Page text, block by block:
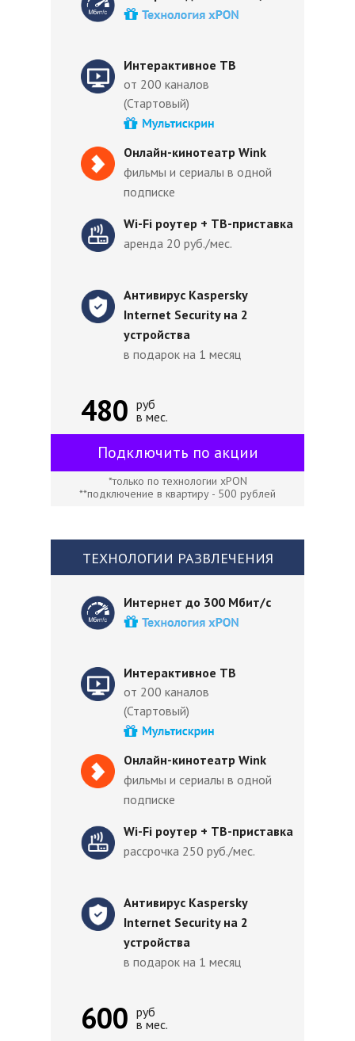
*только по технологии xPON
**подключение в квартиру - 500 рублей
руб
в мес.
480
Антивирус Kaspersky
Internet Security на 2
устройства
в подарок на 1 месяц
Подключить по акции
Интерактивное ТВ
от 200 каналов
(Стартовый)
руб
в мес.
Онлайн-кинотеатр Wink
фильмы и сериалы в одной
подписке
Интернет до 300 Мбит/с
Wi-Fi роутер + ТВ-приставка
рассрочка 250 руб./мес.
ТЕХНОЛОГИИ РАЗВЛЕЧЕНИЯ
600
Интерактивное ТВ
от 200 каналов
(Стартовый)
Антивирус Kaspersky
Internet Security на 2
устройства
в подарок на 1 месяц
Wi-Fi роутер + ТВ-приставка
аренда 20 руб./мес.
Онлайн-кинотеатр Wink
фильмы и сериалы в одной
подписке